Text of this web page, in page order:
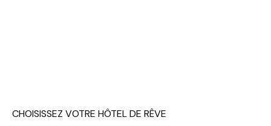
CHOISISSEZ VOTRE HÔTEL DE RÊVE